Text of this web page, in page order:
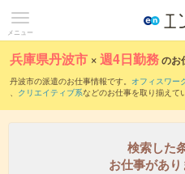
メニュー
兵庫県丹波市 ×週4日勤務のお
丹波市の派遣のお仕事情報です。 オフィスワー
、 クリエイティブ系などのお仕事を取り揃えて
検索した
お仕事があ